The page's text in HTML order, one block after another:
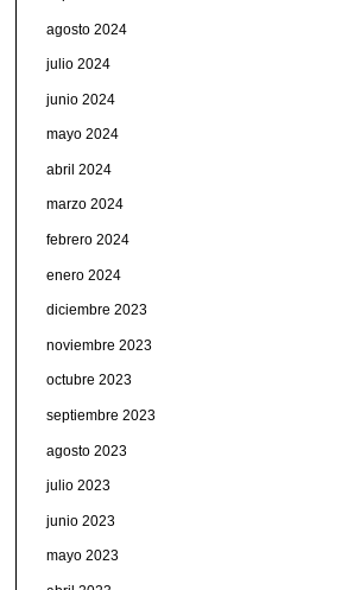
agosto 2024
julio 2024
junio 2024
mayo 2024
abril 2024
marzo 2024
febrero 2024
enero 2024
diciembre 2023
noviembre 2023
octubre 2023
septiembre 2023
agosto 2023
julio 2023
junio 2023
mayo 2023